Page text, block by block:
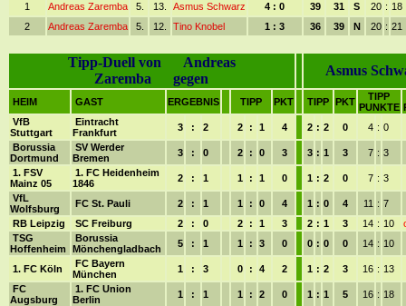
1
Andreas Zaremba 5. 13. Asmus Schwarz 4 : 0 39 31 S 20 : 18
2
Andreas Zaremba 5. 12. Tino Knobel 1 : 3 36 39 N 20 : 21
Tipp-Duell von Andreas
Zaremba gegen
Asmus
HEIM GAST ERGEBNIS TIPP PKT TIPP PKT
TIPP
PUNKTE
VfB
Stuttgart
Eintracht
Frankfurt
3 : 2 2 : 1 4 2 : 2 0 4 : 0
Borussia
Dortmund
SV Werder
Bremen
3 : 0 2 : 0 3 3 : 1 3 7 : 3
1. FSV
Mainz 05
1. FC Heidenheim
1846
2 : 1 1 : 1 0 1 : 2 0 7 : 3
VfL
Wolfsburg
FC St. Pauli 2 : 1 1 : 0 4 1 : 0 4 11 : 7
RB Leipzig
SC Freiburg 2 : 0 2 : 1 3 2 : 1 3 14 : 10
TSG
Hoffenheim
Borussia
Mönchengladbach
5 : 1 1 : 3 0 0 : 0 0 14 : 10
1. FC Köln
FC Bayern
München
1 : 3 0 : 4 2 1 : 2 3 16 : 13
FC
Augsburg
1. FC Union
Berlin
1 : 1 1 : 2 0 1 : 1 5 16 : 18